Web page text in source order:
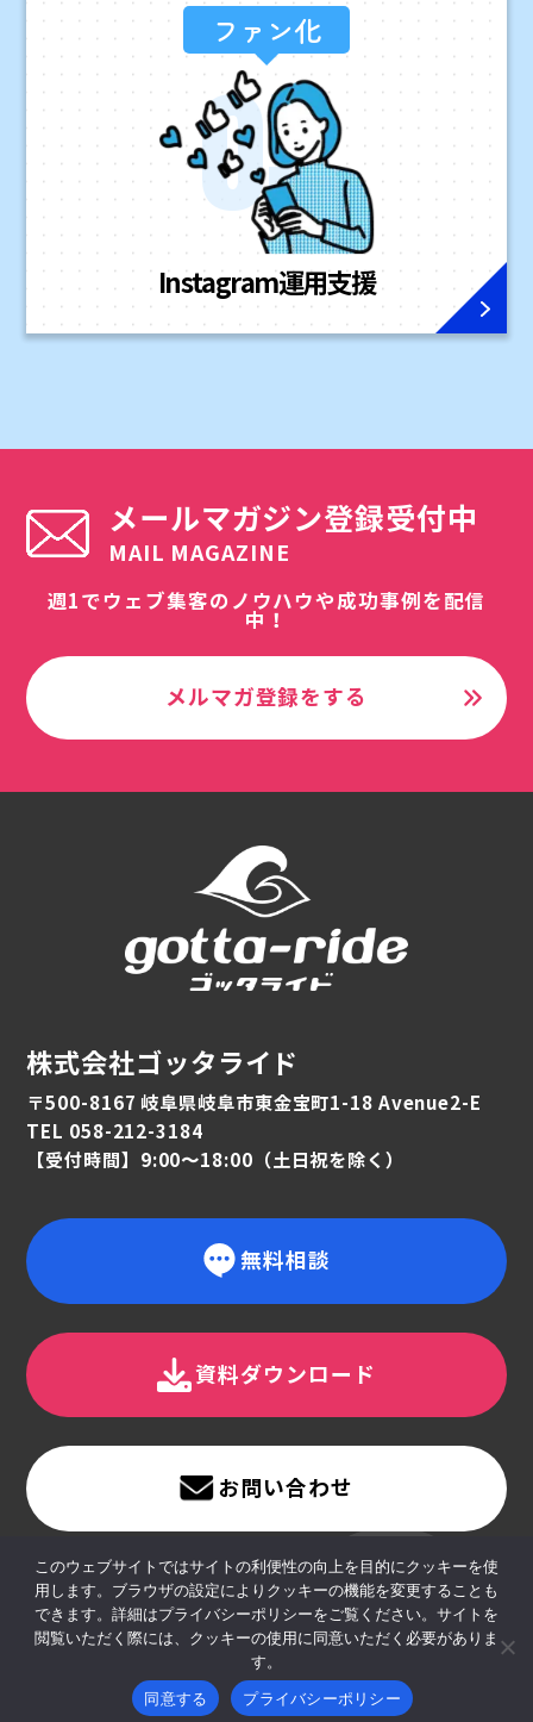
ファン化
Instagram運用支援
メールマガジン登録受付中
MAIL MAGAZINE
週1でウェブ集客のノウハウや成功事例を配信
中！
メルマガ登録をする
株式会社ゴッタライド
〒500-8167 岐阜県岐阜市東金宝町1-18 Avenue2-E
TEL 058-212-3184
【受付時間】9:00〜18:00（土日祝を除く）
無料相談
資料ダウンロード
お問い合わせ
©gotta-ride All Rights Reserved.
このウェブサイトではサイトの利便性の向上を目的にクッキーを使
用します。ブラウザの設定によりクッキーの機能を変更することも
できます。詳細はプライバシーポリシーをご覧ください。サイトを
閲覧いただく際には、クッキーの使用に同意いただく必要がありま
す。
同意する
プライバシーポリシー